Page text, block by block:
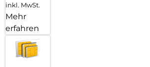
inkl. MwSt.
Mehr
erfahren